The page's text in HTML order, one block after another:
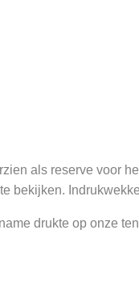
als reserve voor
bekijken.
drukte op onze